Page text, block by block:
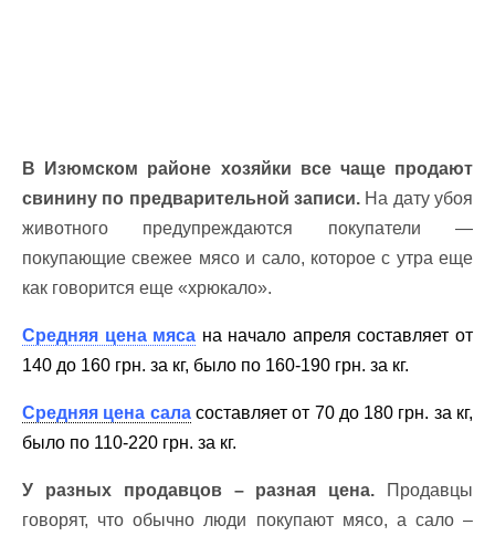
В Изюмском районе хозяйки все чаще продают
свинину по предварительной записи. На дату убоя
животного предупреждаются покупатели —
покупающие свежее мясо и сало, которое с утра еще
как говорится еще «хрюкало».
Средняя цена мяса на начало апреля составляет от
140 до 160 грн. за кг, было по 160-190 грн. за кг.
Средняя цена саласоставляет от 70 до 180 грн. за кг,
было по 110-220 грн. за кг.
У разных продавцов – разная цена.
Продавцы
говорят, что обычно люди покупают мясо, а сало –